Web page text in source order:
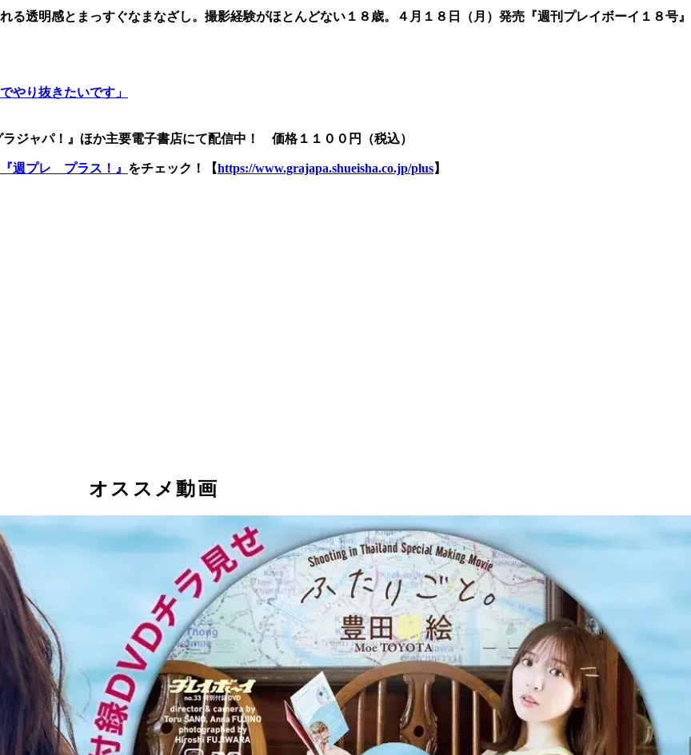
る透明感とまっすぐなまなざし。撮影経験がほとんどない１８歳。４月１８日（月）発売『週刊プレイボーイ１８号』
やり抜きたいです」
ジャパ！』ほか主要電子書店にて配信中！ 価格１１００円（税込）
『週プレ プラス！』 をチェック！【https://www.grajapa.shueisha.co.jp/plus】
オススメ動画